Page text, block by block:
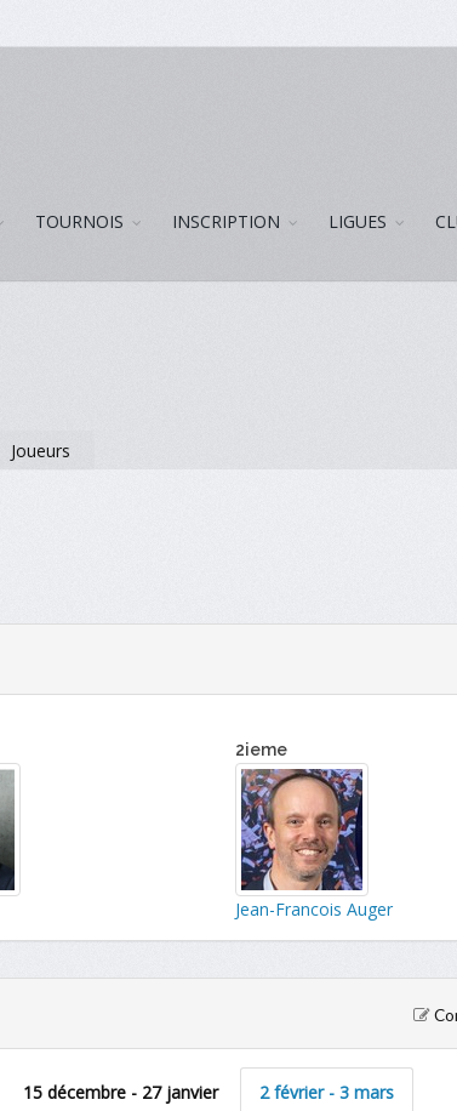
TOURNOIS INSCRIPTION LIGUES
Joueurs
2ieme
Jean-Francois Auger
15 décembre - 27 janvier 2 février - 3 mars